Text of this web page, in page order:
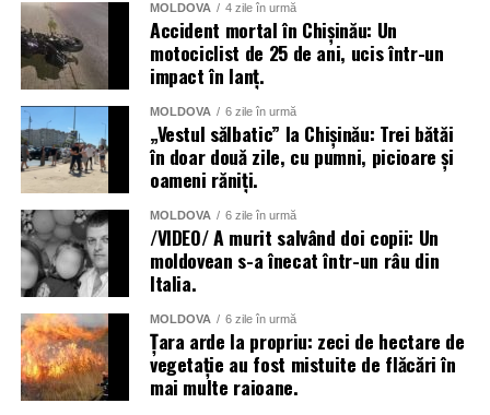
MOLDOVA 4 zile în urmă
Accident mortal în Chișinău: Un
motociclist de 25 de ani, ucis într-un
impact în lanț.
MOLDOVA 6 zile în urmă
„Vestul sălbatic” la Chișinău: Trei bătăi
în doar două zile, cu pumni, picioare și
oameni răniți.
MOLDOVA 6 zile în urmă
/VIDEO/ A murit salvând doi copii: Un
moldovean s-a înecat într-un râu din
Italia.
MOLDOVA 6 zile în urmă
Țara arde la propriu: zeci de hectare de
vegetație au fost mistuite de flăcări în
mai multe raioane.